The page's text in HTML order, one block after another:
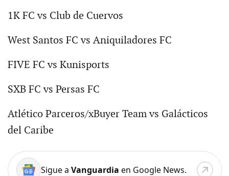
1K FC vs Club de Cuervos
West Santos FC vs Aniquiladores FC
FIVE FC vs Kunisports
SXB FC vs Persas FC
Atlético Parceros/xBuyer Team vs Galácticos
del Caribe
Sigue a Vanguardia en Google News.